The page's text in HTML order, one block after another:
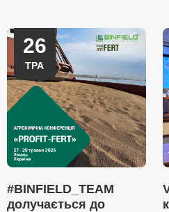
26
ТРА
#BINFIELD_TEAM
долучається до